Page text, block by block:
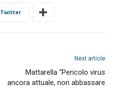
Twitter
Next article
Mattarella “Pericolo virus
ancora attuale, non abbassare